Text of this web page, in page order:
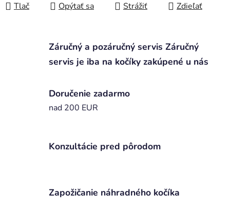
Tlač Opýtať sa Strážiť Zdieľať
Záručný a pozáručný servis Záručný
servis je iba na kočíky zakúpené u nás
Doručenie zadarmo
nad 200 EUR
Konzultácie pred pôrodom
Zapožičanie náhradného kočíka